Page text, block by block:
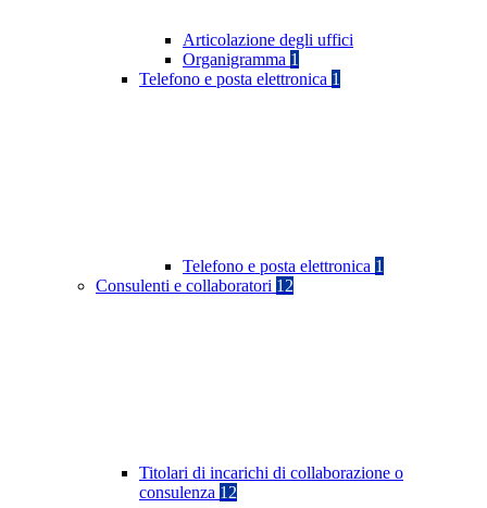
Articolazione degli uffici
Organigramma 1
Telefono e posta elettronica 1
Telefono e posta elettronica 1
Consulenti e collaboratori 12
Titolari di incarichi di collaborazione o
consulenza 12